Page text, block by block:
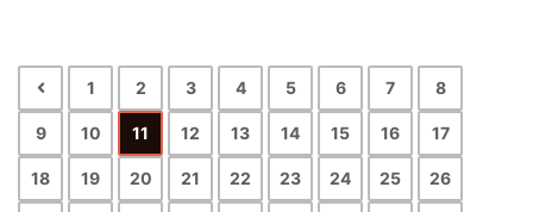
1 2 3 4 5 6 7 8
9 10 11 12 13 14 15 16 17
18 19 20 21 22 23 24 25 26